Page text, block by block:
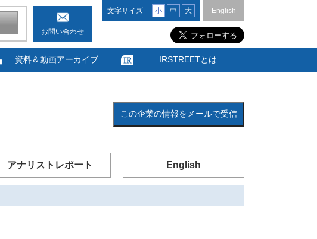
お問い合わせ
文字サイズ 小 中 大 English
資料＆動画アーカイブ IRSTREETとは
この企業の情報をメールで受信
アナリストレポート English